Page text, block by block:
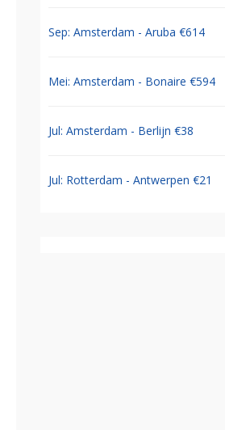
Sep: Amsterdam - Aruba €614
Mei: Amsterdam - Bonaire €594
Jul: Amsterdam - Berlijn €38
Jul: Rotterdam - Antwerpen €21